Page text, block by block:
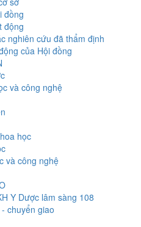
đồng
động
nghiên cứu đã thẩm định
của Hội đồng
và công nghệ
học
và công nghệ
Y Dược lâm sàng 108
chuyển giao